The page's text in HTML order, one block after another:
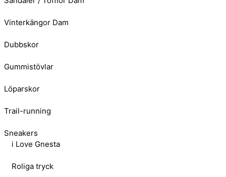
Vinterkängor Dam
Dubbskor
Gummistövlar
Löparskor
Trail-running
Sneakers
i Love Gnesta
Roliga tryck